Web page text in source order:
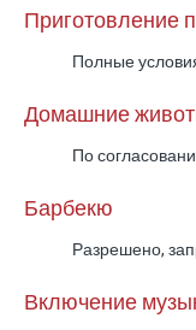
всех зон виллы.
Сколько
Rom Premium?
До 21 гостя с
Сколько
7 спален, все в
Сколько
Приготовление
Полные
Домашние
По
Барбекю
Разрешено,
Включение